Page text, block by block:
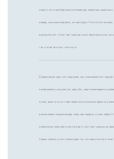
замість того, щоб борсатися в безвиході, лякаючись
правду, кому вони повірять, за ким підуть? Стати тим
врятувати світ. Стати тим голосом, якого боятимуться всі ці
тих, хто ще не оглух і хоче чути…
С овременный мир с его пороками, как и понимание его скорой
несовершенен, мир жесток, мир убог, мир несправедлив и
лучше, вместо того, чтобы барахтаться в безысходности,
рассказывает людям правду, кому они поверят, за кем
наполниться энергией и спасти мир. Стать тем голосом,
Одним словом, стать голосом для тех, кто еще не оглох и хочет